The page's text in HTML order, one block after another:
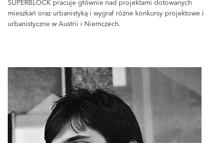
SUPERBLOCK pracuje głównie nad projektami dotowanych
mieszkań oraz urbanistyką i wygrał różne konkursy projektowe i
urbanistyczne w Austrii i Niemczech.